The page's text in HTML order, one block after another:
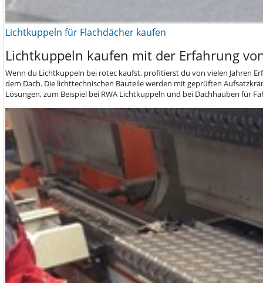
Lichtkuppeln für Flachdächer kaufen
Lichtkuppeln kaufen mit der Erfahrung
Wenn du Lichtkuppeln bei rotec kaufst, profitierst du von vielen Jahren
dem Dach. Die lichttechnischen Bauteile werden mit geprüften
Lösungen, zum Beispiel bei RWA Lichtkuppeln und bei Dachhauben für